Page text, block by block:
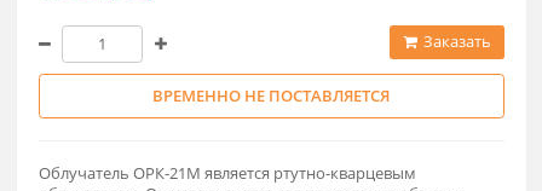
По запросу